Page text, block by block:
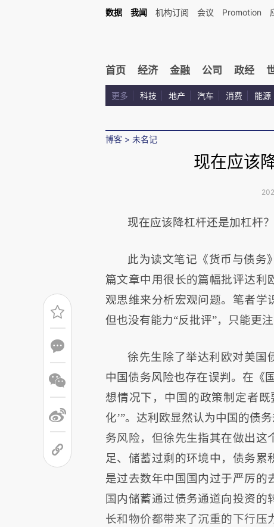
数据 我闻 机构订阅 会议 Promotion
首页 经济 金融 公司 政经
更多 科技 地产 汽车 消费 能源
博客 > 未名记
现在应该
现在应该降杠杆还是加杠
此为读文笔记《货币与债务
篇文章中用很长的篇幅批评达利
观思维来分析宏观问题。笔者学
但也没有能力“反批评”，只能更
徐先生除了举达利欧对美国
中国债务风险也存在误判。在《
想情况下，中国的政策制定者
化’”。达利欧显然认为中国的债
务风险，但徐先生指其在做出这
足、储蓄过剩的环境中，债务累
是过去数年中国国内过于严厉的
国内储蓄通过债务通道向投资的
长和物价都带来了沉重的下行压